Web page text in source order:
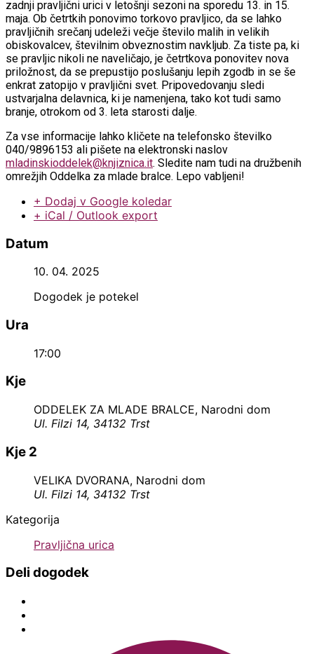
zadnji pravljični urici v letošnji sezoni na sporedu 13. in 15.
maja. Ob četrtkih ponovimo torkovo pravljico, da se lahko
pravljičnih srečanj udeleži večje število malih in velikih
obiskovalcev, številnim obveznostim navkljub. Za tiste pa, ki
se pravljic nikoli ne naveličajo, je četrtkova ponovitev nova
priložnost, da se prepustijo poslušanju lepih zgodb in se še
enkrat zatopijo v pravljični svet. Pripovedovanju sledi
ustvarjalna delavnica, ki je namenjena, tako kot tudi samo
branje, otrokom od 3. leta starosti dalje.
Za vse informacije lahko kličete na telefonsko številko
040/9896153 ali pišete na elektronski naslov
mladinskioddelek@knjiznica.it. Sledite nam tudi na družbenih
omrežjih Oddelka za mlade bralce. Lepo vabljeni!
+ Dodaj v Google koledar
+ iCal / Outlook export
Datum
10. 04. 2025
Dogodek je potekel
Ura
17:00
Kje
ODDELEK ZA MLADE BRALCE, Narodni dom
Ul. Filzi 14, 34132 Trst
Kje 2
VELIKA DVORANA, Narodni dom
Ul. Filzi 14, 34132 Trst
Kategorija
Pravljična urica
Deli dogodek